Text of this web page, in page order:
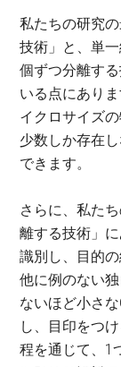
私たちの研究
技術」と、単
個ずつ分離す
いる点にあり
イクロサイズ
少数しか存在
できます。
さらに、私た
離する技術」
識別し、目的
他に例のない
ないほど小さ
し、目印をつ
程を通じて、1